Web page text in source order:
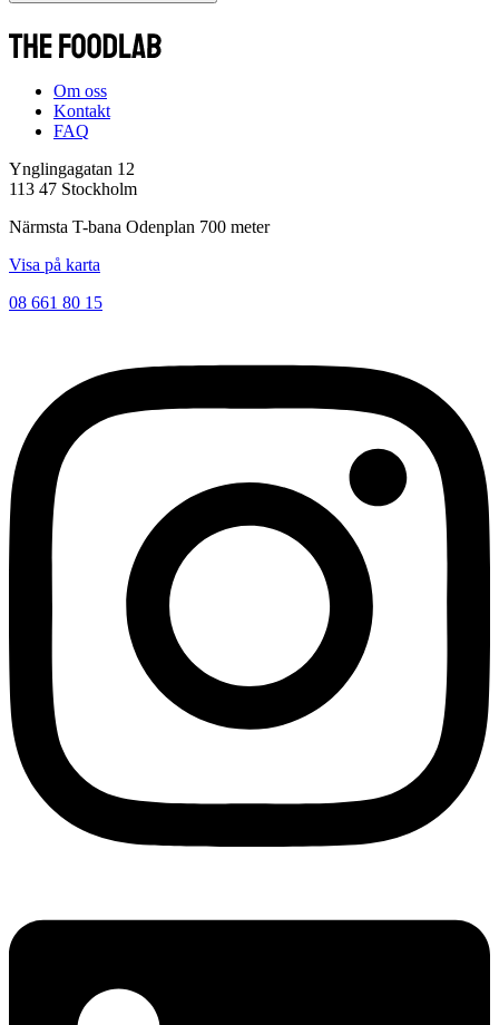
Om oss
Kontakt
FAQ
Ynglingagatan 12
113 47 Stockholm
Närmsta T-bana Odenplan 700 meter
Visa på karta
08 661 80 15